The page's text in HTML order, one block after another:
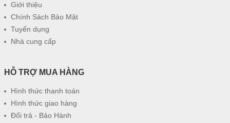
Giới thiệu
Chính Sách Bảo Mật
Tuyển dụng
Nhà cung cấp
HỖ TRỢ MUA HÀNG
Hình thức thanh toán
Hình thức giao hàng
Đổi trả - Bảo Hành